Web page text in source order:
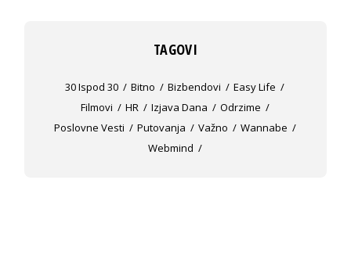
TAGOVI
30 Ispod 30 Bitno Bizbendovi
Easy Life
Filmovi
HR Izjava Dana
Odrzime
Poslovne Vesti
Putovanja Važno
Wannabe
Webmind